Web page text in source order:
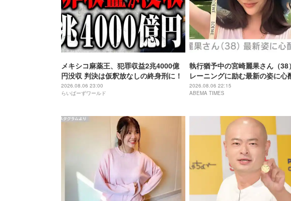
メキシコ麻薬王、犯罪収益2兆4000億
円没収 判決は仮釈放なしの終身刑に！
2026.08.06 23:00
らいばーずワールド
執行猶予中の宮崎麗果さん（38
レーニングに励む最新の姿に心
「痩せ過ぎ」「なんだか痛々し
2026.08.06 22:15
ABEMA TIMES